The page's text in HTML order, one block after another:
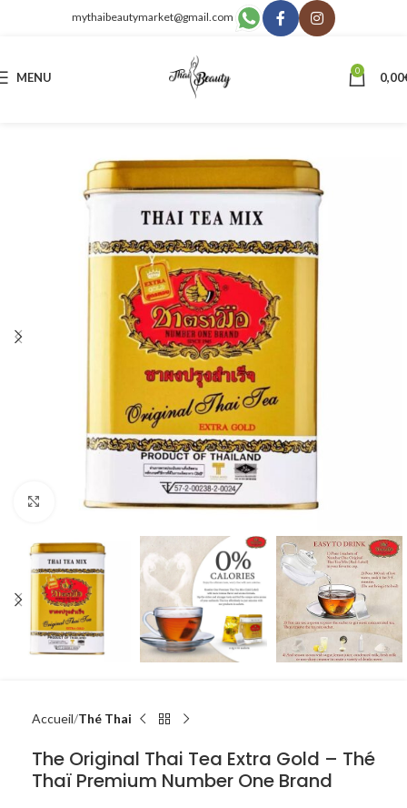
mythaibeautymarket@gmail.com
MENU 0 0,00
Click to enlarge
Accueil Thé Thai
The Original Thai Tea Extra Gold – Thé
Thaï Premium Number One Brand